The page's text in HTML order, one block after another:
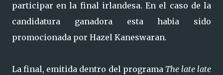
participar en la final irlandesa. En el caso de la
candidatura ganadora esta habia sido
promocionada por Hazel Kaneswaran.
La final, emitida dentro del programa The late late